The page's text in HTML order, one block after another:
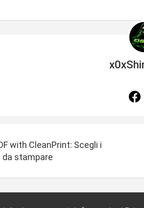
with CleanPrint: Scegli i
stampare